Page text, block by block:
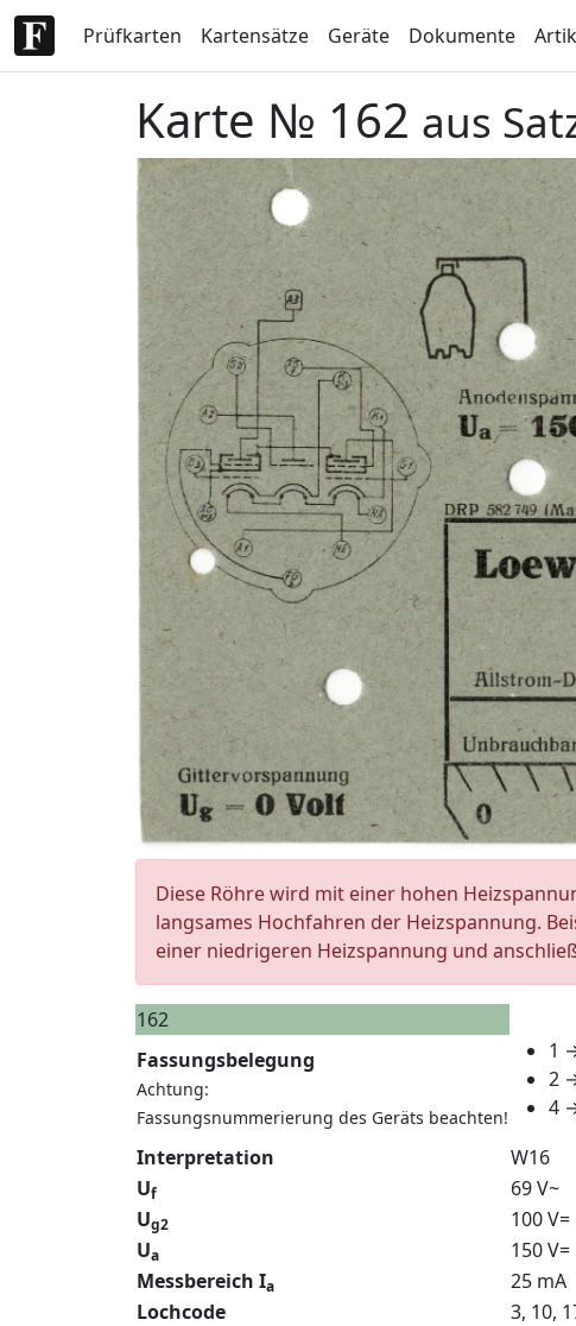
Prüfkarten Kartensätze Geräte Dokumente
Karte № 162 aus
Diese Röhre wird mit einer hohen
langsames Hochfahren der Heizspannung.
einer niedrigeren Heizspannung und
162
Fassungsbelegung
Achtung:
Fassungsnummerierung des Geräts beachten!
1
2
4
Interpretation
W16
Uf
69 V~
Ug2
100 V=
Ua
150 V=
Messbereich Ia
25 mA
Lochcode
3, 10,